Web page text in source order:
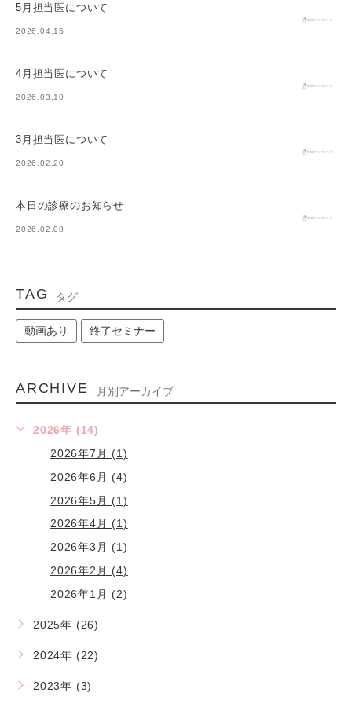
5月担当医について
2026.04.15
4月担当医について
2026.03.10
3月担当医について
2026.02.20
本日の診療のお知らせ
2026.02.08
TAG タグ
動画あり 終了セミナー
ARCHIVE 月別アーカイブ
2026年 (14)
2026年7月 (1)
2026年6月 (4)
2026年5月 (1)
2026年4月 (1)
2026年3月 (1)
2026年2月 (4)
2026年1月 (2)
2025年 (26)
2024年 (22)
2023年 (3)